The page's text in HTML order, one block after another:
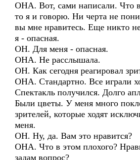
ОНА. Вот, сами написали. Что
то я и говорю. Ни черта не
вы мне нравитесь. Еще никто
я - опасная.
ОН. Для меня - опасная.
ОНА. Не расслышала.
ОН. Как сегодня реагировал
ОНА. Стандартно. Все играли
Спектакль получился. Долго
Были цветы. У меня много
зрителей, которые ходят
меня.
ОН. Ну, да. Вам это нравится?
ОНА. Что в этом плохого?
задам вопрос?